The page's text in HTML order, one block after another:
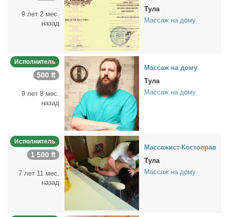
9 лет 2 мес.
назад
Тула
Массаж на дому
Исполнитель
500 ₶
9 лет 8 мес.
назад
Мас­саж на до­му
Тула
Массаж на дому
Исполнитель
1 500 ₶
7 лет 11 мес.
назад
Мас­са­жист-Ко­сто­прав
Тула
Массаж на дому